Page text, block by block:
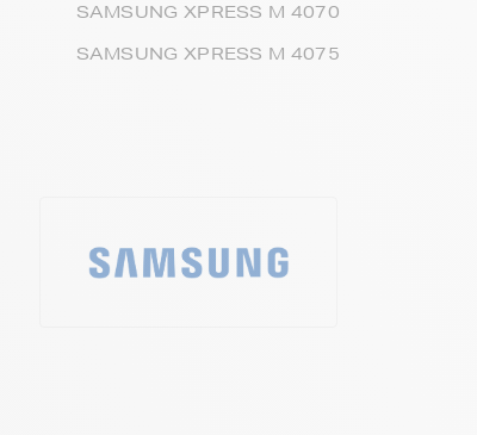
SAMSUNG XPRESS M 4070
SAMSUNG XPRESS M 4075